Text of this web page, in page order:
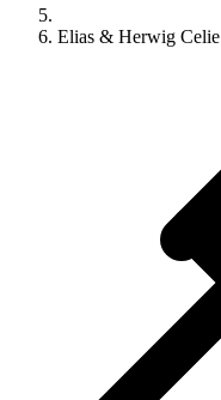
Elias & Herwig Celie